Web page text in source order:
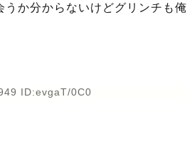
か分からないけどグリンチも俺
ID:evgaT/0C0